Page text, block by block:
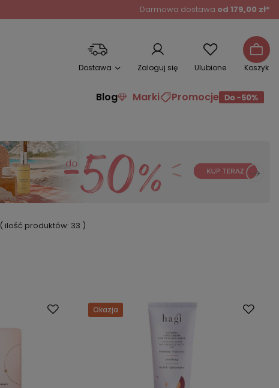
Darmowa dostawa od 179,00 zł*
Dostawa Zaloguj się Ulubione Koszyk
Blog Marki Promocje
( ilość produktów: 33 )
Okazja